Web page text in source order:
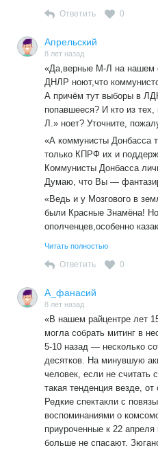
Ответить 0
Апрельский
8 лет назад
«Да,верные М-Л на
ДНЛР ноют,что
А причём тут выборы в
попавшееся? И кто из
Л.» ноет? Уточните,
«А коммунисты Донбасса
только КПРФ их и
Коммунисты Донбасса
Думаю, что Вы —
«Ведь и у Мозгового в
были Красные Знамёна!
ополченцев,особенно
видел. Прилепин сейчас
наверно…
для здоровья вредно, во
она сильно устраивает.
повышении пенсионного
равно как и о протестах
«выборах». И вообще,
поводу победы
Пожалуйста, не
КПРФ и православия, а
Жду Ваших новых
Читать полностью
Ответить 0
А_фанасий
8 лет назад
«В нашем райцентре лет
могла собрать митинг в
5-10 назад — несколько
десятков. На минувшую
человек, если не считать
такая тенденция везде,
Редкие спектакли с
воспоминаниями о
приуроченные к 22
больше не спасают.